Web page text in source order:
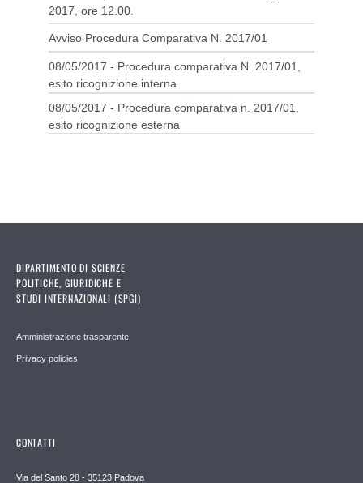
2017, ore 12.00.
Avviso Procedura Comparativa N. 2017/01
08/05/2017 - Procedura comparativa N. 2017/01,
esito ricognizione interna
08/05/2017 - Procedura comparativa n. 2017/01,
esito ricognizione esterna
DIPARTIMENTO DI SCIENZE
POLITICHE, GIURIDICHE E
STUDI INTERNAZIONALI (SPGI)
Amministrazione trasparente
Privacy policies
CONTATTI
Via del Santo 28 - 35123 Padova